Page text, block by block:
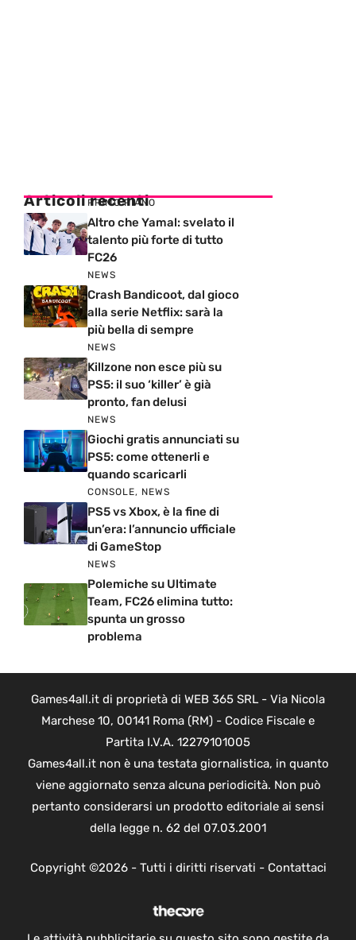
Articoli recenti
PRIMO PIANO
Altro che Yamal: svelato il
talento più forte di tutto
FC26
NEWS
Crash Bandicoot, dal gioco
alla serie Netflix: sarà la
più bella di sempre
NEWS
Killzone non esce più su
PS5: il suo ‘killer’ è già
pronto, fan delusi
NEWS
Giochi gratis annunciati su
PS5: come ottenerli e
quando scaricarli
CONSOLE, NEWS
PS5 vs Xbox, è la fine di
un’era: l’annuncio ufficiale
di GameStop
NEWS
Polemiche su Ultimate
Team, FC26 elimina tutto:
spunta un grosso
problema
Games4all.it di proprietà di WEB 365 SRL - Via Nicola
Marchese 10, 00141 Roma (RM) - Codice Fiscale e
Partita I.V.A. 12279101005
Games4all.it non è una testata giornalistica, in quanto
viene aggiornato senza alcuna periodicità. Non può
pertanto considerarsi un prodotto editoriale ai sensi
della legge n. 62 del 07.03.2001
Copyright ©2026 - Tutti i diritti riservati - Contattaci